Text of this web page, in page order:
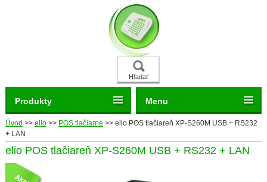
Hľadať
Úvod >> elio >> POS tlačiarne >> elio POS tlačiareň XP-S260M USB + RS232
+ LAN
elio POS tlačiareň XP-S260M USB + RS232 + LAN
Produkty Menu